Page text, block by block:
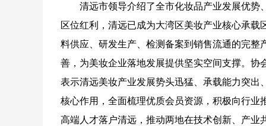
清远市领导介绍了全市化妆品产业发展优势
区位红利，清远已成为大湾区美妆产业核心承
料供应、研发生产、检测备案到销售流通的完
善，为美妆企业落地发展提供坚实空间支撑。
表示清远美妆产业发展势头迅猛、承载能力突
核心作用，全面梳理优质会员资源，积极向行
高端人才落户清远，推动两地在技术创新、产